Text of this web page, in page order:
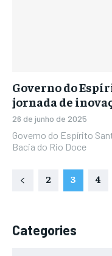
Governo do
jornada de
26 de junho de 2025
Governo do Espírito
Bacia do Rio Doce
2 3 4
Categories